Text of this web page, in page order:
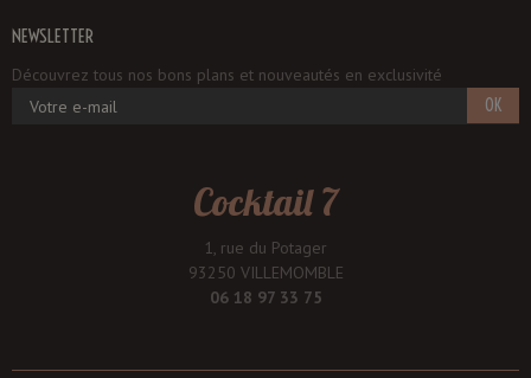
NEWSLETTER
Découvrez tous nos bons plans et nouveautés en exclusivité
OK
Cocktail 7
1, rue du Potager
93250 VILLEMOMBLE
06 18 97 33 75